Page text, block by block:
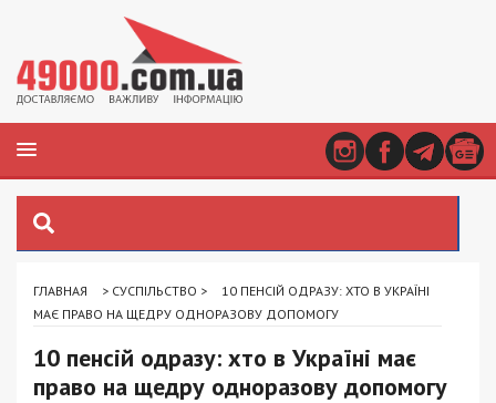
ГЛАВНАЯ > СУСПІЛЬСТВО >
10 ПЕНСІЙ ОДРАЗУ: ХТО В УКРАЇНІ
МАЄ ПРАВО НА ЩЕДРУ ОДНОРАЗОВУ ДОПОМОГУ
10 пенсій одразу: хто в Україні має
право на щедру одноразову допомогу